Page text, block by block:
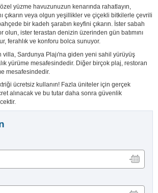
özel yüzme havuzunuzun kenarında rahatlayın,
çıkarın veya olgun yeşillikler ve çiçekli bitkilerle çevrili
bir kadeh şarabın keyfini çıkarın. İster sabah
olun, ister terastan denizin üzerinden gün batımını
ferahlık ve konforu bolca sunuyor.
villa, Sardunya Plajı'na giden yeni sahil yürüyüş
yürüme mesafesindedir. Diğer birçok plaj, restoran
mesafesindedir.
ücretsiz kullanın! Fazla üniteler için gerçek
alınacak ve bu tutar daha sonra güvenlik